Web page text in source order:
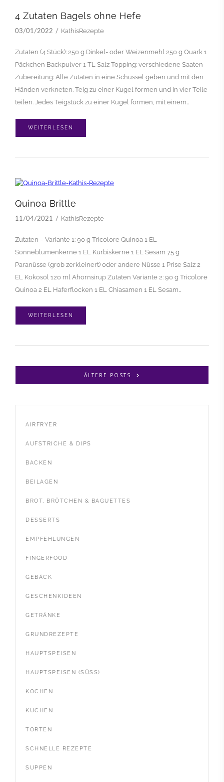
4 Zutaten Bagels ohne Hefe
03/01/2022 KathisRezepte
Zutaten (4 Stück): 250 g Dinkel- oder Weizenmehl 250 g Quark 1
Päckchen Backpulver 1 TL Salz Topping: verschiedene Saaten
Zubereitung: Alle Zutaten in eine Schüssel geben und mit den
Händen verkneten. Teig zu einer Kugel formen und in vier Teile
teilen. Jedes Teigstück zu einer Kugel formen, mit einem…
WEITERLESEN
Quinoa Brittle
11/04/2021 KathisRezepte
Zutaten – Variante 1: 90 g Tricolore Quinoa 1 EL
Sonneblumenkerne 1 EL Kürbiskerne 1 EL Sesam 75 g
Paranüsse (grob zerkleinert) oder andere Nüsse 1 Prise Salz 2
EL Kokosöl 120 ml Ahornsirup Zutaten Variante 2: 90 g Tricolore
Quinoa 2 EL Haferflocken 1 EL Chiasamen 1 EL Sesam…
WEITERLESEN
ÄLTERE POSTS
AIRFRYER
AUFSTRICHE & DIPS
BACKEN
BEILAGEN
BROT, BRÖTCHEN & BAGUETTES
DESSERTS
EMPFEHLUNGEN
FINGERFOOD
GEBÄCK
GESCHENKIDEEN
GETRÄNKE
GRUNDREZEPTE
HAUPTSPEISEN
HAUPTSPEISEN (SÜSS)
KOCHEN
KUCHEN
TORTEN
SCHNELLE REZEPTE
SUPPEN